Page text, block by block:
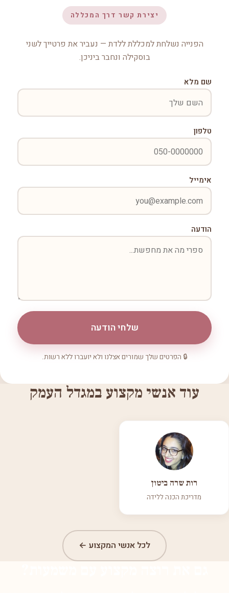
יצירת קשר דרך המכללה
הפנייה נשלחת למכללת ללדת — נעביר את פרטייך לשני
בוסקילה ונחבר ביניכן.
שם מלא
טלפון
אימייל
הודעה
שלחי הודעה
🔒 הפרטים שלך שמורים אצלנו ולא יועברו ללא רשות.
עוד אנשי מקצוע במגדל העמק
רות שרה ביטון
מדריכת הכנה ללידה
לכל אנשי המקצוע ←